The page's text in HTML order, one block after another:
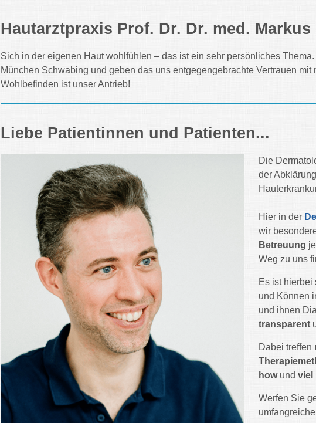
Hautarztpraxis Prof. Dr. Dr. med.
Sich in der eigenen Haut wohlfühlen – das ist ein sehr persönliches
München Schwabing und geben das uns entgegengebrachte Vertrauen
Wohlbefinden ist unser Antrieb!
Liebe Patientinnen und Patienten...
Die
der
Hier in der
wir
Betreuung
Weg zu uns
Es ist hierbei
und Können
und ihnen
transparent
Dabei treffen
how und viel
Werfen Sie